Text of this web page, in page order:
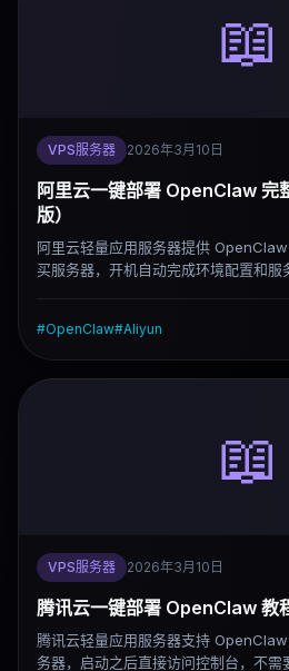
📖
VPS服务器 2026年3月10日
阿里云一键部署 OpenClaw
版）
阿里云轻量应用服务器提供
买服务器，开机自动完成环境配置和服
#OpenClaw#Aliyun
📖
VPS服务器 2026年3月10日
腾讯云一键部署 OpenClaw 教
腾讯云轻量应用服务器支持
务器，启动之后直接访问控制台，不需